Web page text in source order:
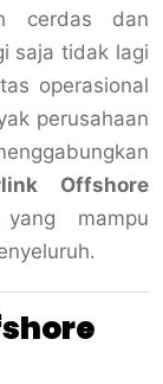
cerdas dan
saja tidak lagi
operasional
perusahaan
Offshore
mampu